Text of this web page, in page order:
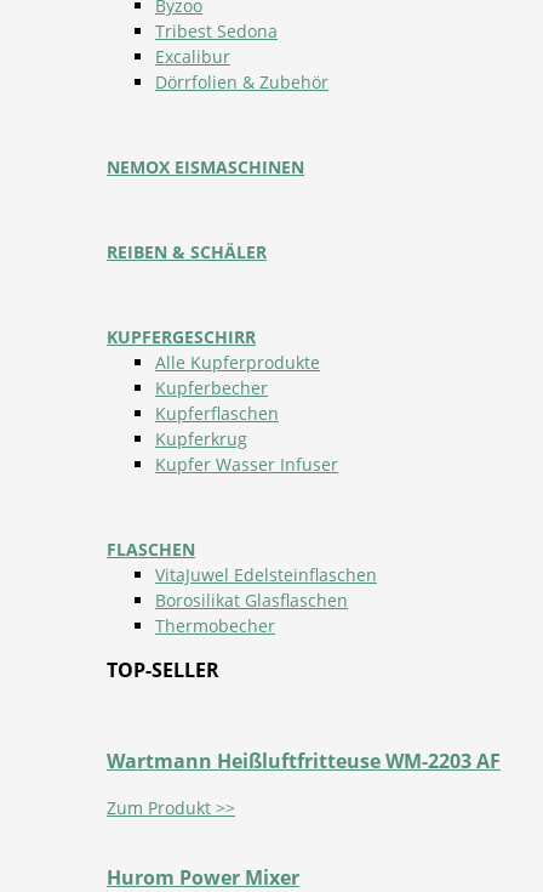
Byzoo
Tribest Sedona
Excalibur
Dörrfolien & Zubehör
NEMOX EISMASCHINEN
REIBEN & SCHÄLER
KUPFERGESCHIRR
Alle Kupferprodukte
Kupferbecher
Kupferflaschen
Kupferkrug
Kupfer Wasser Infuser
FLASCHEN
VitaJuwel Edelsteinflaschen
Borosilikat Glasflaschen
Thermobecher
TOP-SELLER
Wartmann Heißluftfritteuse WM-2203 AF
Zum Produkt >>
Hurom Power Mixer